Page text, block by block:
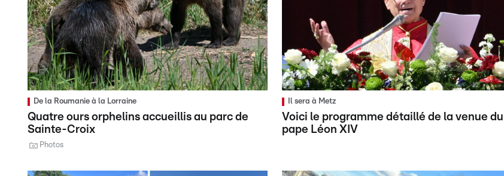
De la Roumanie à la Lorraine
Quatre ours orphelins accueillis au parc de
Sainte-Croix
Photos
Il sera à Metz
Voici le programme détaillé de la venue du
pape Léon XIV